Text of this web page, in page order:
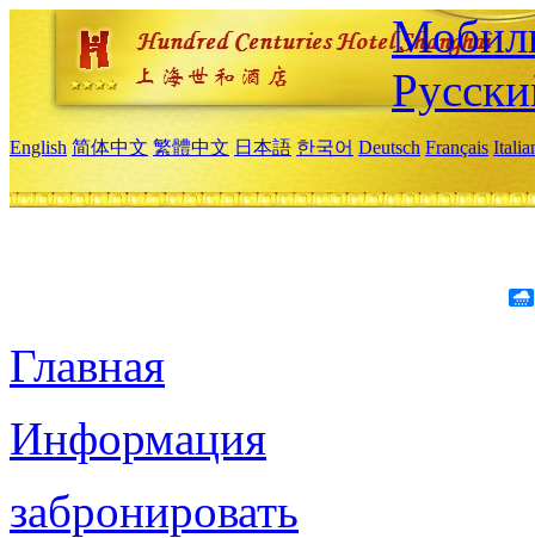
English 简体中文 繁體中文 日本語 한국어 Deutsch Français
Главная
Информация
забронировать